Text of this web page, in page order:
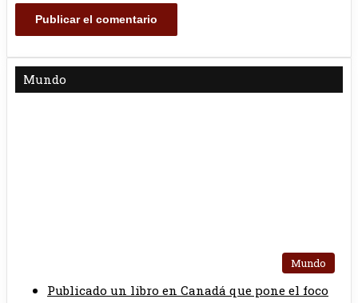
Mundo
Mundo
Publicado un libro en Canadá que pone el foco